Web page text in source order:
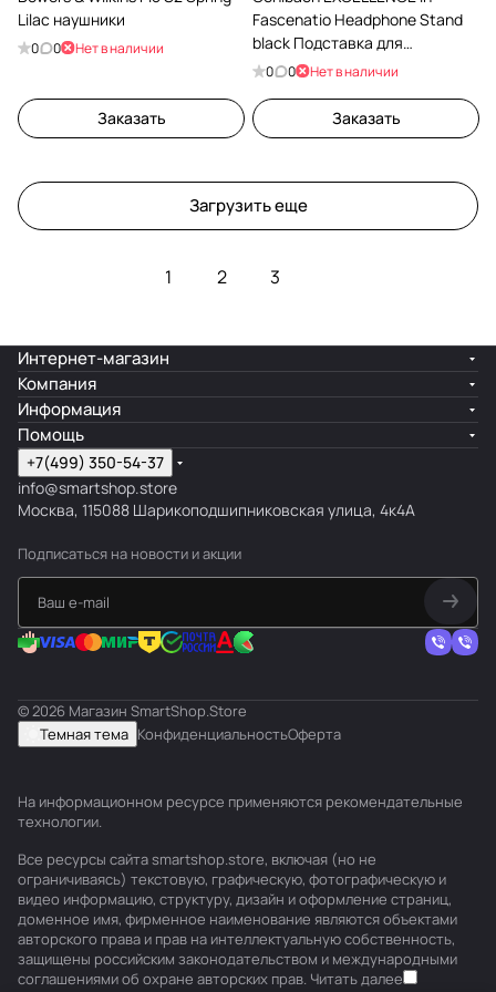
Lilac наушники
0 0 Нет в наличии
Заказать
Fascenatio Headphone Stand
black Подставка для
наушников D1C35441
0 0 Нет в наличии
Заказать
Загрузить еще
1 2 3
Интернет-магазин
Компания
Информация
Помощь
+7(499) 350-54-37
info@smartshop.store
Москва, 115088 Шарикоподшипниковская улица, 4к4А
Подписаться на новости и акции
© 2026 Магазин SmartShop.Store
Темная тема КонфиденциальностьОферта
На информационном ресурсе применяются рекомендательные
технологии.
Все ресурсы сайта smartshop.store, включая (но не
ограничиваясь) текстовую, графическую, фотографическую и
видео информацию, структуру, дизайн и оформление страниц,
доменное имя, фирменное наименование являются объектами
авторского права и прав на интеллектуальную собственность,
защищены российским законодательством и международными
соглашениями об охране авторских прав. Читать далее